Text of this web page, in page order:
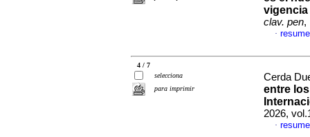
clav. pen,
·
4 / 7
selecciona
para imprimir
Cerda
entre
2026,
·